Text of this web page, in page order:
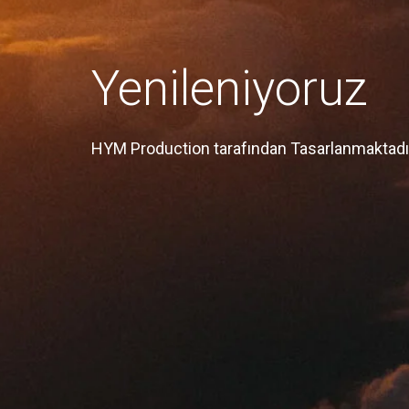
Yenileniyoruz
HYM Production tarafından